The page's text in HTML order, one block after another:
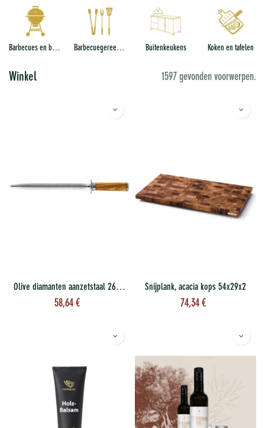
Barbecues en buiten koken Barbecuegereedschap Buitenkeukens Koken en tafelen
Winkel 1597 gevonden voorwerpen.
Olive diamanten aanzetstaal 26 cm
58,64 €
Snijplank, acacia kops 54x29x2
74,34 €